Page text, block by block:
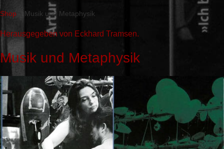
Shop Musik und Metaphysik
Herausgegeben von Eckhard Tramsen.
Musik und Metaphysik